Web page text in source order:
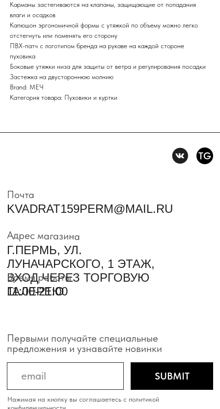
Карманы застегиваются на клапаны, защищающие от попадания
влаги и осадков
Капюшон эргономичной формы с утяжкой по объему можно легко
отстегнуть или поменять его сторону
ПВХ-патч с логотипом бренда на рукаве на каждой стороне
пуховика
Боковые утяжки низа для защиты от ветра и регулирования посадки
Застежка на двустороннюю молнию
Brand: МЕЧ
Категория товара: Пуховики и куртки
Пользовательское
соглашение
Условия возврата и обмена